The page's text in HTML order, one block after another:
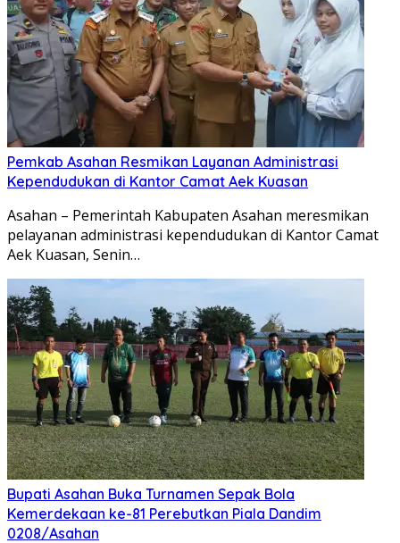
Pemkab Asahan Resmikan Layanan Administrasi
Kependudukan di Kantor Camat Aek Kuasan
Asahan – Pemerintah Kabupaten Asahan meresmikan
pelayanan administrasi kependudukan di Kantor Camat
Aek Kuasan, Senin…
Bupati Asahan Buka Turnamen Sepak Bola
Kemerdekaan ke-81 Perebutkan Piala Dandim
0208/Asahan